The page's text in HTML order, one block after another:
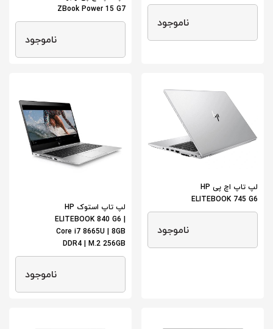
ناموجود
ZBook Power 15 G7
ناموجود
لپ تاپ اچ پی HP
ELITEBOOK 745 G6
ناموجود
لپ تاپ استوک HP
ELITEBOOK 840 G6 |
Core i7 8665U | 8GB
DDR4 | M.2 256GB
ناموجود